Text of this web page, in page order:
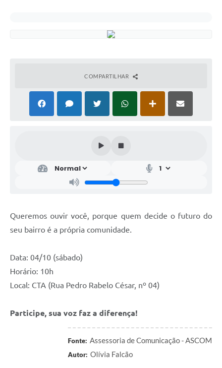
COMPARTILHAR
Queremos ouvir você, porque quem decide o futuro do
seu bairro é a própria comunidade.
Data: 04/10 (sábado)
Horário: 10h
Local: CTA (Rua Pedro Rabelo César, nº 04)
Participe, sua voz faz a diferença!
Fonte: Assessoria de Comunicação - ASCOM
Autor: Olívia Falcão